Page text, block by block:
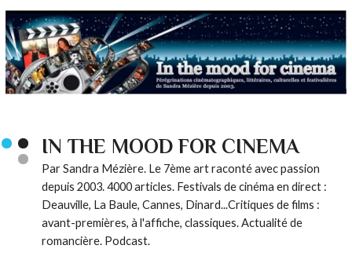
IN THE MOOD FOR CINEMA
Par Sandra Mézière. Le 7ème art raconté avec passion
depuis 2003. 4000 articles. Festivals de cinéma en direct :
Deauville, La Baule, Cannes, Dinard...Critiques de films :
avant-premières, à l'affiche, classiques. Actualité de
romancière. Podcast.